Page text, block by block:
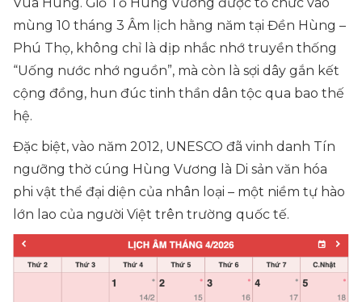
mùng 10 tháng 3 Âm lịch hằng năm tại Đền Hùng –
Phú Thọ, không chỉ là dịp nhắc nhớ truyền thống
“Uống nước nhớ nguồn”, mà còn là sợi dây gắn kết
cộng đồng, hun đúc tinh thần dân tộc qua bao thế
hệ.
Đặc biệt, vào năm 2012, UNESCO đã vinh danh Tín
ngưỡng thờ cúng Hùng Vương là Di sản văn hóa
phi vật thể đại diện của nhân loại – một niềm tự hào
lớn lao của người Việt trên trường quốc tế.